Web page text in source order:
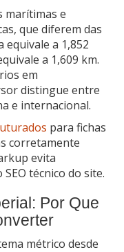
marítimas e
que diferem das
a 1,852
a 1,609 km.
em
distingue entre
e internacional.
para fichas
corretamente
evita
técnico do site.
Por Que
métrico desde